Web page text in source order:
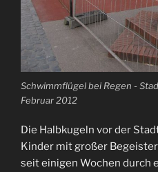
Schwimmflügel bei Regen -
Februar 2012
Die Halbkugeln vor der
Kinder mit großer
seit einigen Wochen durch